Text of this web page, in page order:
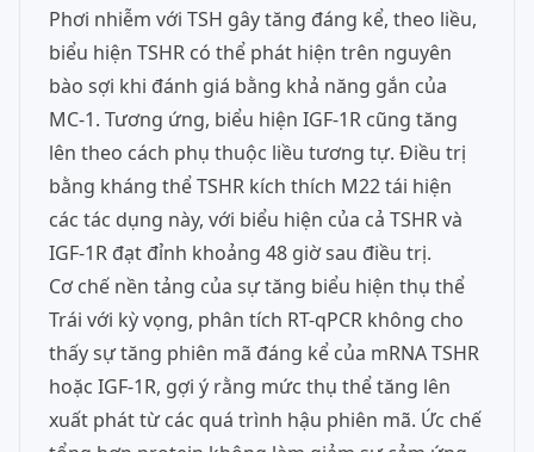
Phơi nhiễm với TSH gây tăng đáng kể, theo liều,
biểu hiện TSHR có thể phát hiện trên nguyên
bào sợi khi đánh giá bằng khả năng gắn của
MC-1. Tương ứng, biểu hiện IGF-1R cũng tăng
lên theo cách phụ thuộc liều tương tự. Điều trị
bằng kháng thể TSHR kích thích M22 tái hiện
các tác dụng này, với biểu hiện của cả TSHR và
IGF-1R đạt đỉnh khoảng 48 giờ sau điều trị.
Cơ chế nền tảng của sự tăng biểu hiện thụ thể
Trái với kỳ vọng, phân tích RT-qPCR không cho
thấy sự tăng phiên mã đáng kể của mRNA TSHR
hoặc IGF-1R, gợi ý rằng mức thụ thể tăng lên
xuất phát từ các quá trình hậu phiên mã. Ức chế